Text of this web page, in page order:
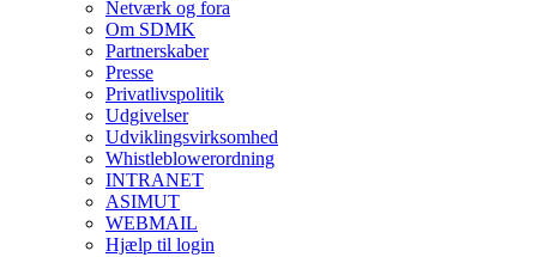
Netværk og fora
Om SDMK
Partnerskaber
Presse
Privatlivspolitik
Udgivelser
Udviklingsvirksomhed
Whistleblowerordning
INTRANET
ASIMUT
WEBMAIL
Hjælp til login